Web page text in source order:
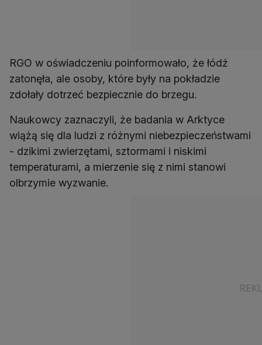
RGO w oświadczeniu poinformowało, że łódź
zatonęła, ale osoby, które były na pokładzie
zdołały dotrzeć bezpiecznie do brzegu.
Naukowcy zaznaczyli, że badania w Arktyce
wiążą się dla ludzi z różnymi niebezpieczeństwami
- dzikimi zwierzętami, sztormami i niskimi
temperaturami, a mierzenie się z nimi stanowi
olbrzymie wyzwanie.